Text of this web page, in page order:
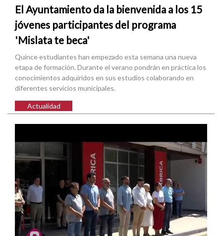
El Ayuntamiento da la bienvenida a los 15
jóvenes participantes del programa
'Mislata te beca'
Quince estudiantes han empezado esta semana una nueva
etapa de formación. Durante el verano pondrán en práctica los
conocimientos adquiridos en sus estudios colaborando en
diferentes servicios municipales.
Actualidad